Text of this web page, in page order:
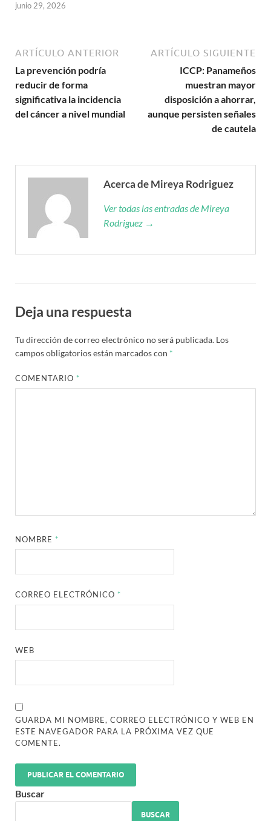
junio 29, 2026
ARTÍCULO ANTERIOR
La prevención podría
reducir de forma
significativa la incidencia
del cáncer a nivel mundial
ARTÍCULO SIGUIENTE
ICCP: Panameños
muestran mayor
disposición a ahorrar,
aunque persisten señales
de cautela
Acerca de Mireya Rodriguez
Ver todas las entradas de Mireya
Rodriguez →
Deja una respuesta
Tu dirección de correo electrónico no será publicada. Los
campos obligatorios están marcados con *
COMENTARIO *
NOMBRE *
CORREO ELECTRÓNICO *
WEB
GUARDA MI NOMBRE, CORREO ELECTRÓNICO Y WEB EN
ESTE NAVEGADOR PARA LA PRÓXIMA VEZ QUE
COMENTE.
Buscar
BUSCAR